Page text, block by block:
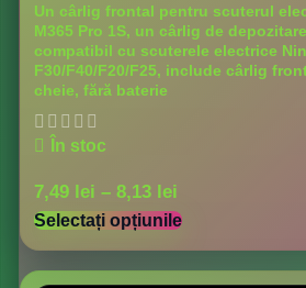
Un cârlig frontal pentru scuterul
M365 Pro 1S, un cârlig de
compatibil cu scuterele electrice
F30/F40/F20/F25, include cârlig
cheie, fără baterie
În stoc
7,49 lei – 8,13 lei
Selectați opțiunile